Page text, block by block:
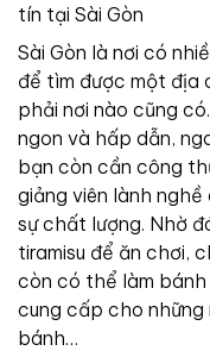
tín tại Sài Gòn
Sài Gòn là nơi có
để tìm được một địa
phải nơi nào cũng
ngon và hấp dẫn,
bạn còn cần công
giảng viên lành
sự chất lượng. Nhờ
tiramisu để ăn chơi,
còn có thể làm
cung cấp cho
bánh…